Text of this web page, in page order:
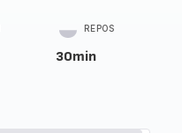
REPOS
30min